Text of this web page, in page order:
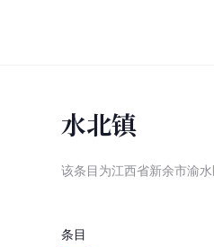
水北镇
该条目为江西省新余市渝
条目